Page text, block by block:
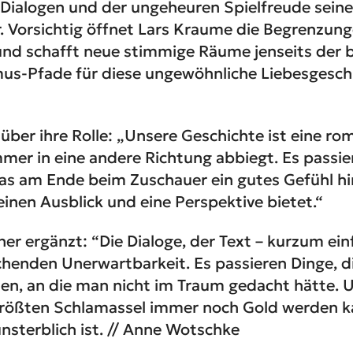
und der ungeheuren Spielfreude
öffnet Lars Kraume die
schafft neue stimmige Räume jenseits der
Pfade für diese ungewöhnliche
ihre Rolle: „Unsere Geschichte ist eine
in eine andere Richtung abbiegt. Es
am Ende beim Zuschauer ein gutes Gefühl
Ausblick und eine Perspektive bietet.“
ergänzt: “Die Dialoge, der Text – kurzum
Unerwartbarkeit. Es passieren Dinge,
an die man nicht im Traum gedacht hätte.
Schlamassel immer noch Gold werden
ist. // Anne Wotschke